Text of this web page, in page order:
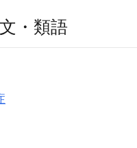
・類語